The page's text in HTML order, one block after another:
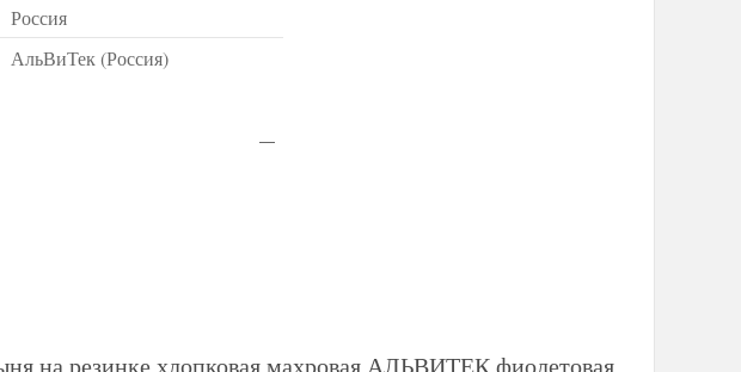
Россия
АльВиТек (Россия)
на резинке хлопковая махровая АЛЬВИТЕК фиолетовая